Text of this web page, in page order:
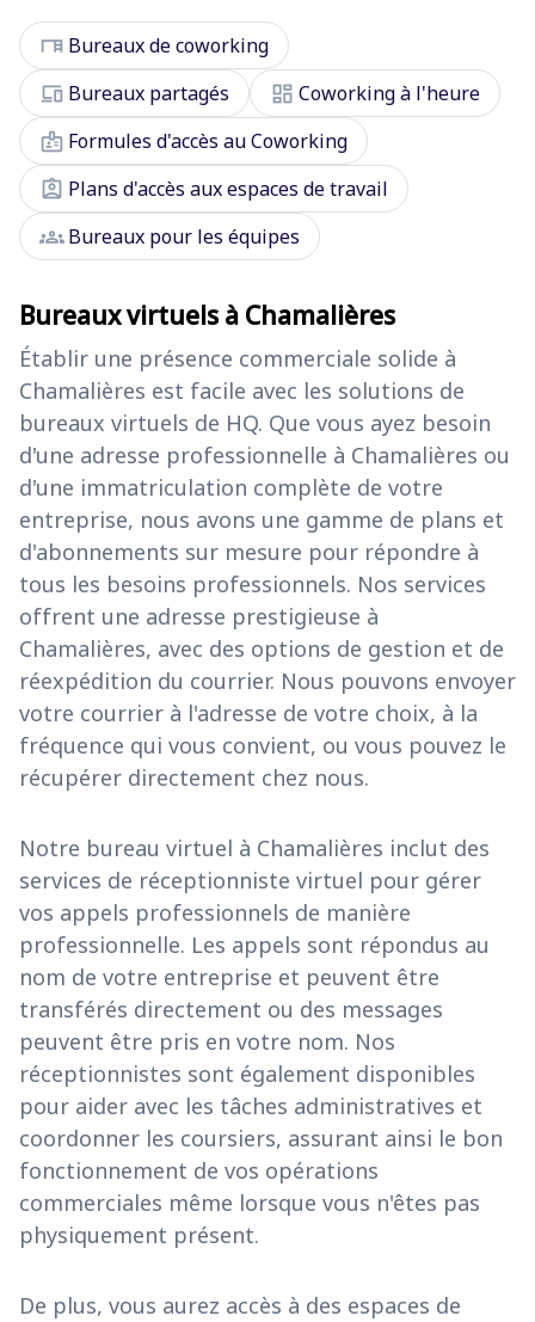
desk Bureaux de coworking
devices Bureaux partagés dashboard Coworking à l'heure
badge Formules d'accès au Coworking
assignment_ind Plans d'accès aux espaces de travail
groupsBureaux pour les équipes
Bureaux virtuels à Chamalières
Établir une présence commerciale solide à
Chamalières est facile avec les solutions de
bureaux virtuels de HQ. Que vous ayez besoin
d'une adresse professionnelle à Chamalières ou
d'une immatriculation complète de votre
entreprise, nous avons une gamme de plans et
d'abonnements sur mesure pour répondre à
tous les besoins professionnels. Nos services
offrent une adresse prestigieuse à
Chamalières, avec des options de gestion et de
réexpédition du courrier. Nous pouvons envoyer
votre courrier à l'adresse de votre choix, à la
fréquence qui vous convient, ou vous pouvez le
récupérer directement chez nous.
Notre bureau virtuel à Chamalières inclut des
services de réceptionniste virtuel pour gérer
vos appels professionnels de manière
professionnelle. Les appels sont répondus au
nom de votre entreprise et peuvent être
transférés directement ou des messages
peuvent être pris en votre nom. Nos
réceptionnistes sont également disponibles
pour aider avec les tâches administratives et
coordonner les coursiers, assurant ainsi le bon
fonctionnement de vos opérations
commerciales même lorsque vous n'êtes pas
physiquement présent.
De plus, vous aurez accès à des espaces de